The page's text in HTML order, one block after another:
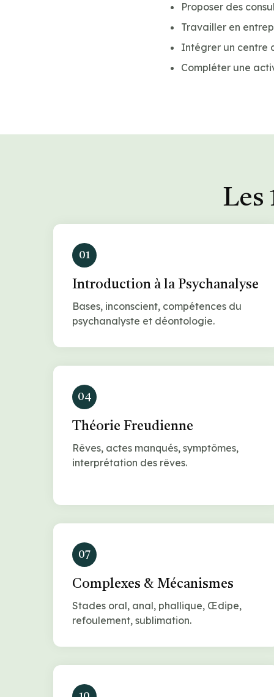
Proposer des
Travailler en
Intégrer un centre
Compléter une
Les
01
Introduction à la Psychanalyse
Bases, inconscient, compétences du
psychanalyste et déontologie.
04
Théorie Freudienne
Rêves, actes manqués, symptômes,
interprétation des rêves.
07
Complexes & Mécanismes
Stades oral, anal, phallique, Œdipe,
refoulement, sublimation.